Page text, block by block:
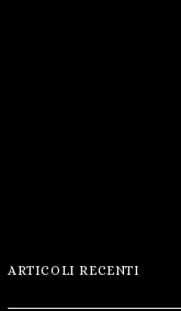
ARTICOLI RECENTI